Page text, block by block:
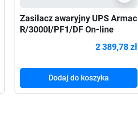
Zasilacz awaryjny UPS Armac
R/3000I/PF1/DF On-line
2 389,78 zł
Dodaj do koszyka